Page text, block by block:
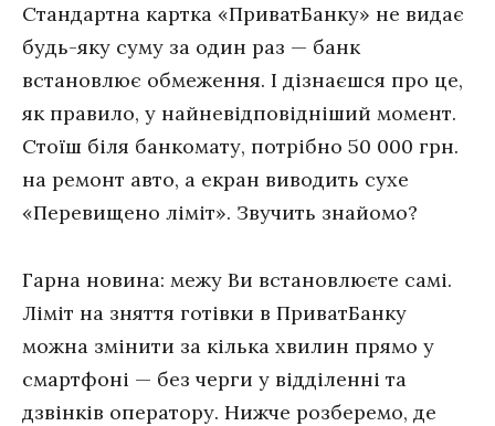
Стандартна картка «ПриватБанку» не видає
будь-яку суму за один раз — банк
встановлює обмеження. І дізнаєшся про це,
як правило, у найневідповідніший момент.
Стоїш біля банкомату, потрібно 50 000 грн.
на ремонт авто, а екран виводить сухе
«Перевищено ліміт». Звучить знайомо?
Гарна новина: межу Ви встановлюєте самі.
Ліміт на зняття готівки в ПриватБанку
можна змінити за кілька хвилин прямо у
смартфоні — без черги у відділенні та
дзвінків оператору. Нижче розберемо, де